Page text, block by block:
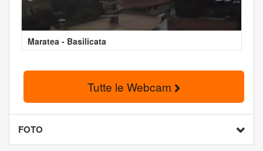
Maratea - Basilicata
Tutte le Webcam
FOTO